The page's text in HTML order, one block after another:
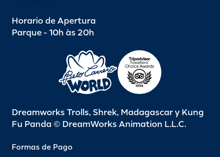
Horario de Apertura
Parque - 10h às 20h
Dreamworks Trolls, Shrek, Madagascar y Kung
Fu Panda © DreamWorks Animation L.L.C.
Formas de Pago